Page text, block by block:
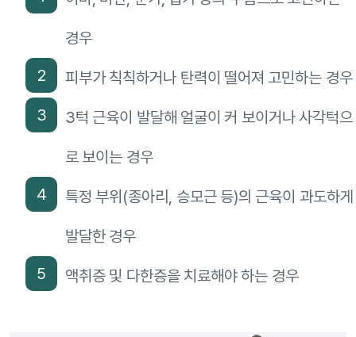
경우
2
피부가 칙칙하거나 탄력이 떨어져 고민하는 경우
3
3턱 근육이 발달해 얼굴이 커 보이거나 사각턱으
로 보이는 경우
4
특정 부위(종아리, 승모근 등)의 근육이 과도하게
발달한 경우
5
액취증 및 다한증을 치료해야 하는 경우